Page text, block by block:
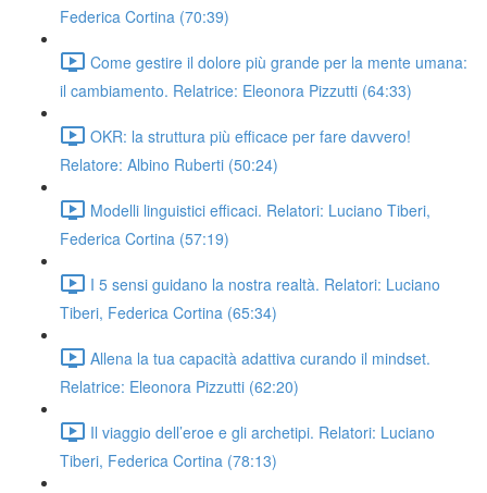
Federica Cortina (70:39)
Come gestire il dolore più grande per la mente umana:
il cambiamento. Relatrice: Eleonora Pizzutti (64:33)
OKR: la struttura più efficace per fare davvero!
Relatore: Albino Ruberti (50:24)
Modelli linguistici efficaci. Relatori: Luciano Tiberi,
Federica Cortina (57:19)
I 5 sensi guidano la nostra realtà. Relatori: Luciano
Tiberi, Federica Cortina (65:34)
Allena la tua capacità adattiva curando il mindset.
Relatrice: Eleonora Pizzutti (62:20)
Il viaggio dell’eroe e gli archetipi. Relatori: Luciano
Tiberi, Federica Cortina (78:13)